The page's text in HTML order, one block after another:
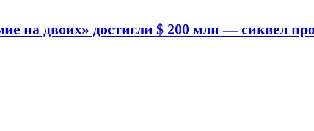
на двоих» достигли $ 200 млн — сиквел